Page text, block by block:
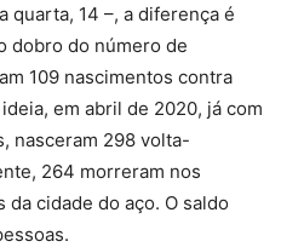
quarta, 14 –, a diferença é
dobro do número de
109 nascimentos contra
em abril de 2020, já com
nasceram 298 volta-
264 morreram nos
cidade do aço. O saldo